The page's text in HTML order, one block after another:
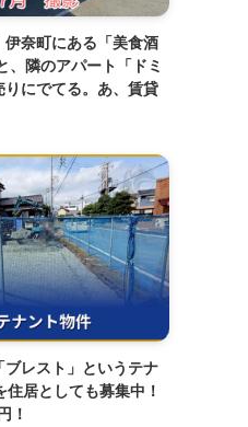
伊奈町にある「美食酒
、隣のアパート「ドミ
にでてる。あ、賃貸
ブレスト」というテナ
居としても募集中！
！